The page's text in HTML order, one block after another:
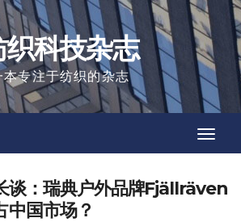
织科技杂志
本专注于纺织的杂志
谈：瑞典户外品牌Fjällräven
中国市场？